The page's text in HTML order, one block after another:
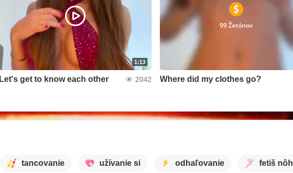
1:13
Let's get to know each other 2042
99 Žetónov
Where did my clothes go?
tancovanie užívanie si odhaľovanie fetiš nôh